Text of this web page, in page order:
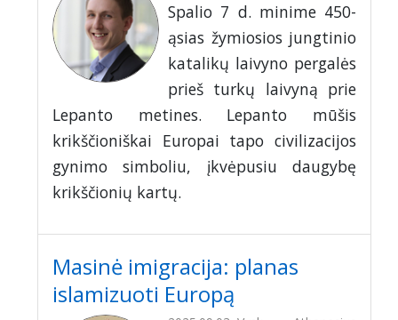
Spalio 7 d. minime 450-
ąsias žymiosios jungtinio
katalikų laivyno pergalės
prieš turkų laivyną prie
Lepanto metines. Lepanto mūšis
krikščioniškai Europai tapo civilizacijos
gynimo simboliu, įkvėpusiu daugybę
krikščionių kartų.
Masinė imigracija: planas
islamizuoti Europą